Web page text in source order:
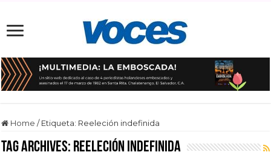
Home / Etiqueta: Reeleción indefinida
Tag Archives: Reeleción indefinida